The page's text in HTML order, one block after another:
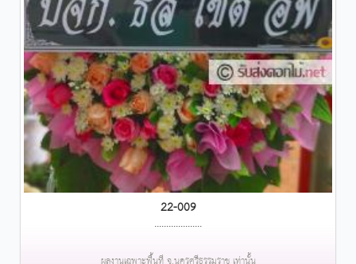
22-009
....................